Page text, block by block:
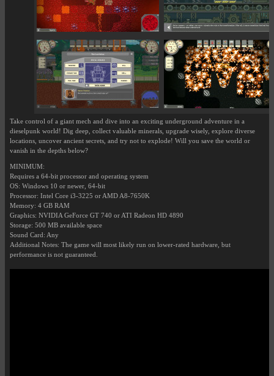
Take control of a giant mech and dive into an exciting underground adventure in a
dieselpunk world! Dig deep, collect valuable minerals, upgrade wisely, explore diverse
locations, uncover ancient secrets, and try not to explode! Will you save the world or
vanish in the depths below?
MINIMUM:
Requires a 64-bit processor and operating system
OS: Windows 10 or newer, 64-bit
Processor: Intel Core i3-3225 or AMD A8-7650K
Memory: 4 GB RAM
Graphics: NVIDIA GeForce GT 740 or ATI Radeon HD 4890
Storage: 500 MB available space
Sound Card: Any
Additional Notes: The game will most likely run on lower-rated hardware, but
performance is not guaranteed.